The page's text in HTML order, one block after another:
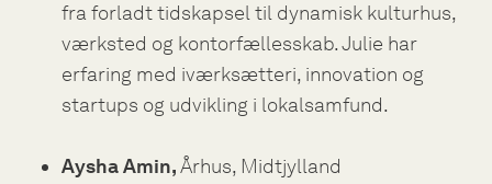
fra forladt tidskapsel til dynamisk kulturhus,
værksted og kontorfællesskab. Julie har
erfaring med iværksætteri, innovation og
startups og udvikling i lokalsamfund.
Aysha Amin,Århus, Midtjylland